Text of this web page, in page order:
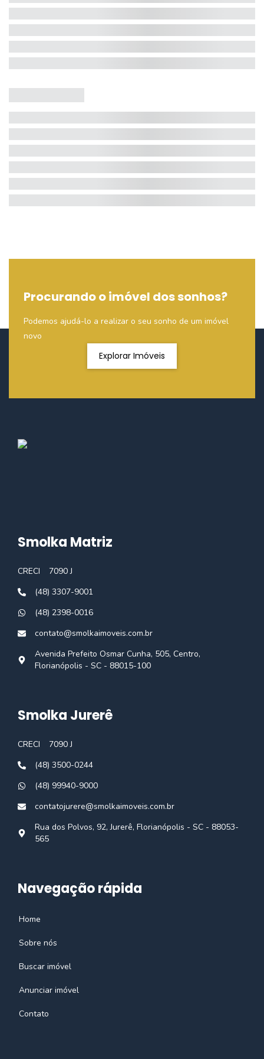
Procurando o imóvel dos sonhos?
Podemos ajudá-lo a realizar o seu sonho de um imóvel
novo
Explorar Imóveis
Smolka Matriz
CRECI
7090 J
(48) 3307-9001
(48) 2398-0016
contato@smolkaimoveis.com.br
Avenida Prefeito Osmar Cunha, 505, Centro,
Florianópolis - SC - 88015-100
Smolka Jurerê
CRECI
7090 J
(48) 3500-0244
(48) 99940-9000
contatojurere@smolkaimoveis.com.br
Rua dos Polvos, 92, Jurerê, Florianópolis - SC - 88053-
565
Navegação rápida
Home
Sobre nós
Buscar imóvel
Anunciar imóvel
Contato